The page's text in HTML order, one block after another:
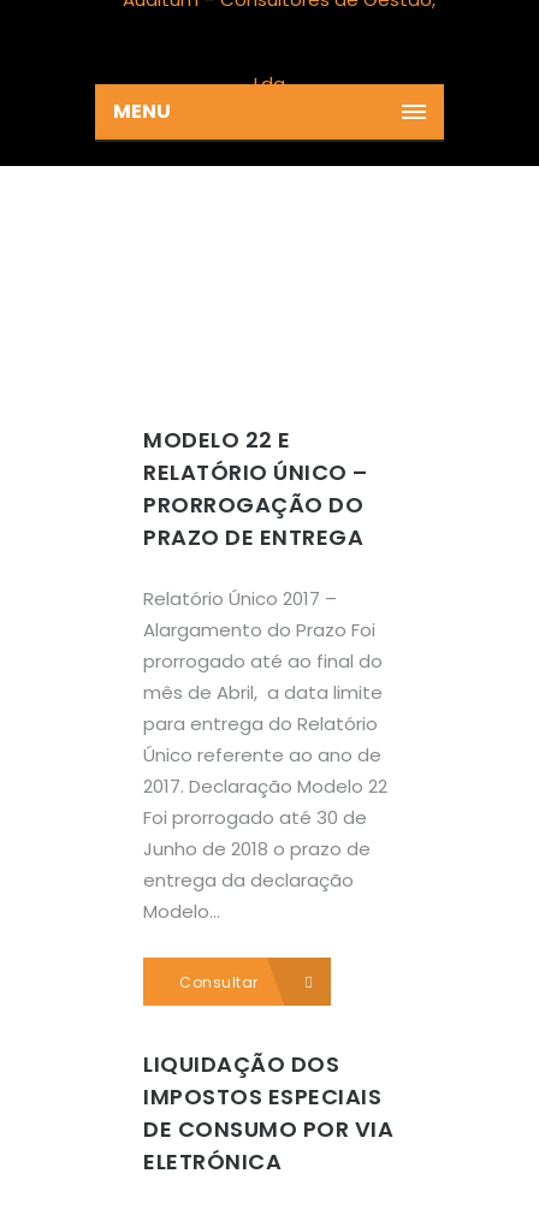
MENU
MODELO 22 E
RELATÓRIO ÚNICO –
PRORROGAÇÃO DO
PRAZO DE ENTREGA
Relatório Único 2017 –
Alargamento do Prazo Foi
prorrogado até ao final do
mês de Abril, a data limite
para entrega do Relatório
Único referente ao ano de
2017. Declaração Modelo 22
Foi prorrogado até 30 de
Junho de 2018 o prazo de
entrega da declaração
Modelo...
Consultar
LIQUIDAÇÃO DOS
IMPOSTOS ESPECIAIS
DE CONSUMO POR VIA
ELETRÓNICA